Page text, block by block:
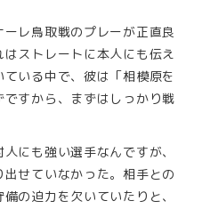
レ鳥取戦のプレーが正直良
ストレートに本人にも伝え
いる中で、彼は「相模原を
すから、まずはしっかり戦
にも強い選手なんですが、
せていなかった。相手との
の迫力を欠いていたりと、